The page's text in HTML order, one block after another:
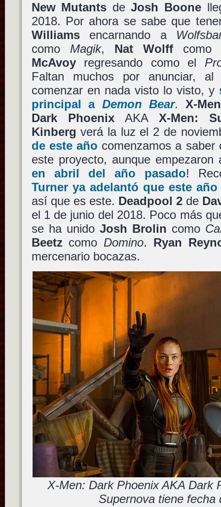
New Mutants deJosh Boone
2018. Por ahora se sabe que
Williamsencarnando a
como Magik, Nat Wolff
McAvoyregresando como el
Faltan muchos por anunciar, al
comenzar en nada visto lo visto, y
principal a Demon Bear. X-
Dark PhoenixAKAX-Men:
Kinberg verá la luz el 2 de
de este año comenzamos a saber
este proyecto, aunque
en abril del año pasado!
Turnerya adelantó que este
así que es este. Deadpool 2 de
el 1 de junio del 2018. Poco más
se ha unido Josh Brolin como
BeetzcomoDomino. Ryan
mercenario bocazas.
X-Men: Dark Phoenix AKA Dark
Supernova tiene fecha